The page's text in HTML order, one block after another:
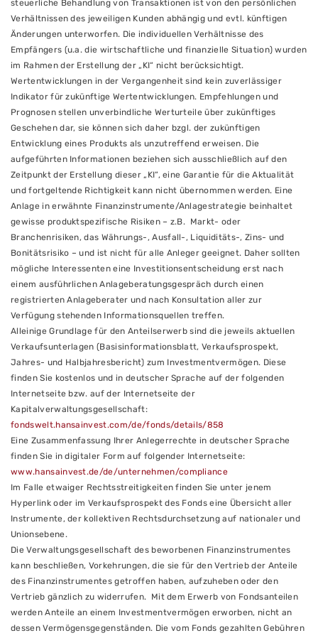
steuerliche Behandlung von Transaktionen ist von den persönlichen
Verhältnissen des jeweiligen Kunden abhängig und evtl. künftigen
Änderungen unterworfen. Die individuellen Verhältnisse des
Empfängers (u.a. die wirtschaftliche und finanzielle Situation) wurden
im Rahmen der Erstellung der „KI“ nicht berücksichtigt.
Wertentwicklungen in der Vergangenheit sind kein zuverlässiger
Indikator für zukünftige Wertentwicklungen. Empfehlungen und
Prognosen stellen unverbindliche Werturteile über zukünftiges
Geschehen dar, sie können sich daher bzgl. der zukünftigen
Entwicklung eines Produkts als unzutreffend erweisen. Die
aufgeführten Informationen beziehen sich ausschließlich auf den
Zeitpunkt der Erstellung dieser „KI“, eine Garantie für die Aktualität
und fortgeltende Richtigkeit kann nicht übernommen werden. Eine
Anlage in erwähnte Finanzinstrumente/Anlagestrategie beinhaltet
gewisse produktspezifische Risiken – z.B. Markt- oder
Branchenrisiken, das Währungs-, Ausfall-, Liquiditäts-, Zins- und
Bonitätsrisiko – und ist nicht für alle Anleger geeignet. Daher sollten
mögliche Interessenten eine Investitionsentscheidung erst nach
einem ausführlichen Anlageberatungsgespräch durch einen
registrierten Anlageberater und nach Konsultation aller zur
Verfügung stehenden Informationsquellen treffen.
Alleinige Grundlage für den Anteilserwerb sind die jeweils aktuellen
Verkaufsunterlagen (Basisinformationsblatt, Verkaufsprospekt,
Jahres- und Halbjahresbericht) zum Investmentvermögen. Diese
finden Sie kostenlos und in deutscher Sprache auf der folgenden
Internetseite bzw. auf der Internetseite der
Kapitalverwaltungsgesellschaft:
fondswelt.hansainvest.com/de/fonds/details/858
Eine Zusammenfassung Ihrer Anlegerrechte in deutscher Sprache
finden Sie in digitaler Form auf folgender Internetseite:
www.hansainvest.de/de/unternehmen/compliance
Im Falle etwaiger Rechtsstreitigkeiten finden Sie unter jenem
Hyperlink oder im Verkaufsprospekt des Fonds eine Übersicht aller
Instrumente, der kollektiven Rechtsdurchsetzung auf nationaler und
Unionsebene.
Die Verwaltungsgesellschaft des beworbenen Finanzinstrumentes
kann beschließen, Vorkehrungen, die sie für den Vertrieb der Anteile
des Finanzinstrumentes getroffen haben, aufzuheben oder den
Vertrieb gänzlich zu widerrufen. Mit dem Erwerb von Fondsanteilen
werden Anteile an einem Investmentvermögen erworben, nicht an
dessen Vermögensgegenständen. Die vom Fonds gezahlten Gebühren